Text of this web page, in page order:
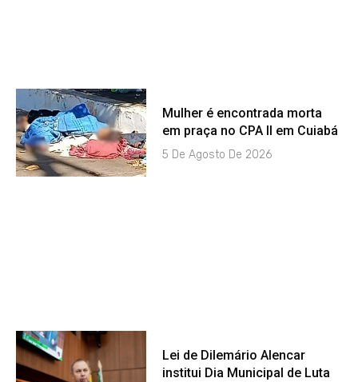
Mulher é encontrada morta
em praça no CPA II em Cuiabá
5 De Agosto De 2026
Lei de Dilemário Alencar
institui Dia Municipal de Luta